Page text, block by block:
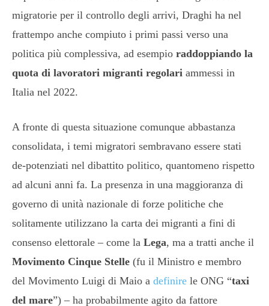
migratorie per il controllo degli arrivi, Draghi ha nel
frattempo anche compiuto i primi passi verso una
politica più complessiva, ad esempio raddoppiando la
quota di lavoratori migranti regolari ammessi in
Italia nel 2022.
A fronte di questa situazione comunque abbastanza
consolidata, i temi migratori sembravano essere stati
de-potenziati nel dibattito politico, quantomeno rispetto
ad alcuni anni fa. La presenza in una maggioranza di
governo di unità nazionale di forze politiche che
solitamente utilizzano la carta dei migranti a fini di
consenso elettorale – come la Lega, ma a tratti anche il
Movimento Cinque Stelle (fu il Ministro e membro
del Movimento Luigi di Maio a definire le ONG “taxi
del mare”) – ha probabilmente agito da fattore